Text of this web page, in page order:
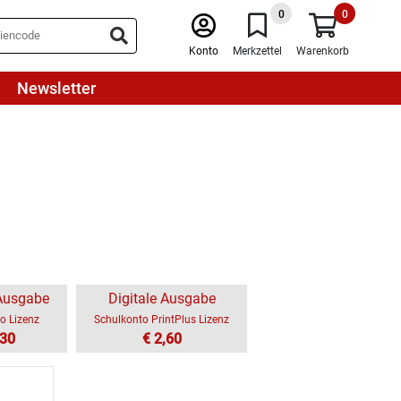
Konto
0
Merkzettel
0
Warenkorb
Newsletter
Lizenz
Digitale Ausgabe
Schulkonto PrintPlus Lizenz
€ 2,60